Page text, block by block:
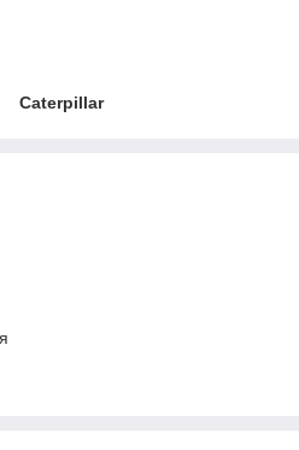
Caterpillar